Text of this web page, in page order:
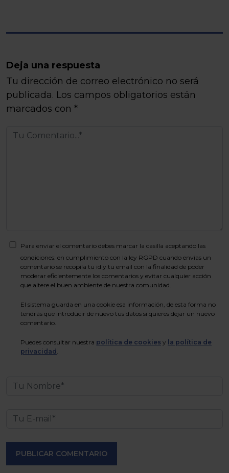
Deja una respuesta
Tu dirección de correo electrónico no será
publicada. Los campos obligatorios están
marcados con *
Para enviar el comentario debes marcar la casilla aceptando las
condiciones: en cumplimiento con la ley RGPD cuando envías un
comentario se recopila tu id y tu email con la finalidad de poder
moderar eficientemente los comentarios y evitar cualquier acción
que altere el buen ambiente de nuestra comunidad.
El sistema guarda en una cookie esa información, de esta forma no
tendrás que introducir de nuevo tus datos si quieres dejar un nuevo
comentario.
Puedes consultar nuestra política de cookies y la política de
privacidad .
PUBLICAR COMENTARIO